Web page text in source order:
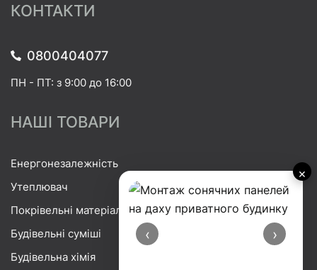
×
‹ ›
КОНТАКТИ
0800404077
ПН - ПТ: з 9:00 до 16:00
НАШІ ТОВАРИ
Енергонезалежність
Утеплювач
Покрівельні матеріали
Будівельні суміші
Будівельна хімія